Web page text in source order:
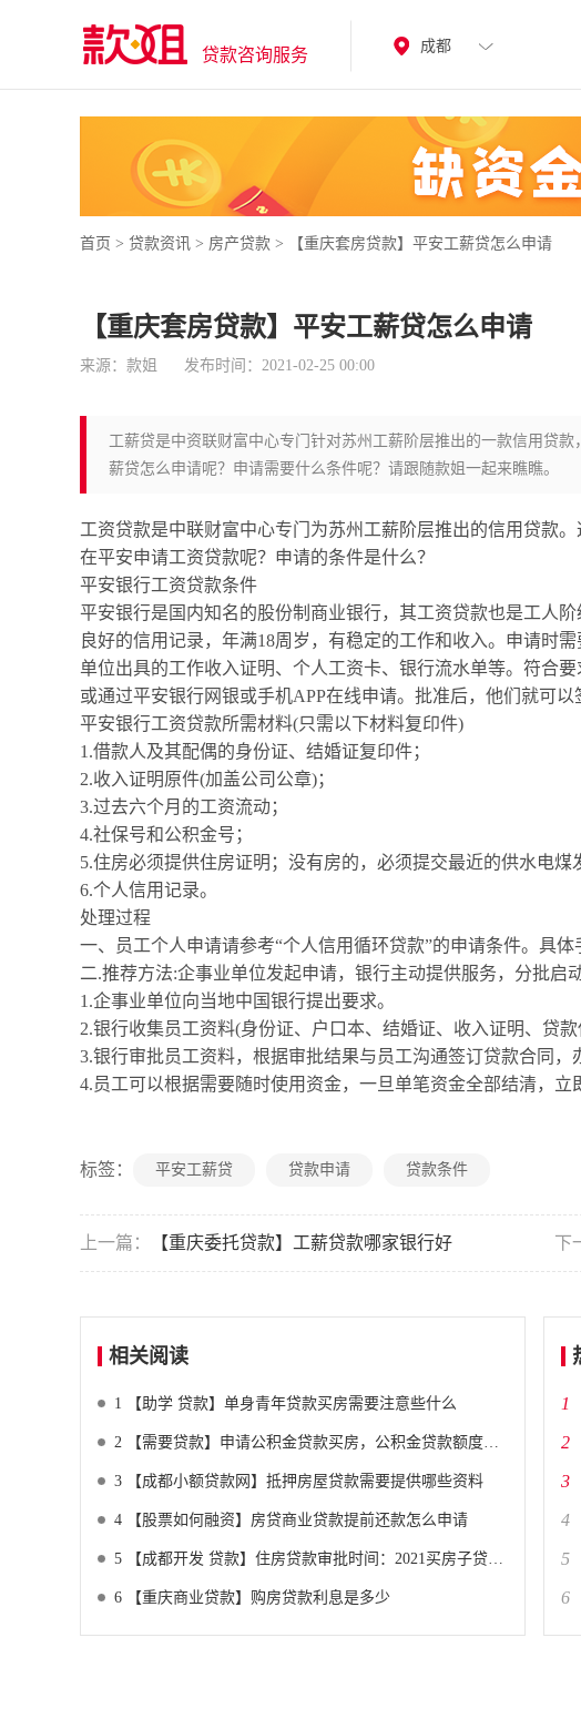
贷款咨询服务 成都
首页 > 贷款资讯 > 房产贷款 > 【重庆套房贷款】平安工薪贷怎么申请
【重庆套房贷款】平安工薪贷怎么申请
来源：款姐 发布时间：2021-02-25 00:00
工薪贷是中资联财富中心专门针对苏州工薪阶层推出的一款信用贷
薪贷怎么申请呢？申请需要什么条件呢？请跟随款姐一起来瞧瞧。
工资贷款是中联财富中心专门为苏州工薪阶层推出的信用贷款
在平安申请工资贷款呢？申请的条件是什么？
平安银行工资贷款条件
平安银行是国内知名的股份制商业银行，其工资贷款也是工人
良好的信用记录，年满18周岁，有稳定的工作和收入。申请时
单位出具的工作收入证明、个人工资卡、银行流水单等。符合
或通过平安银行网银或手机APP在线申请。批准后，他们就可以
平安银行工资贷款所需材料(只需以下材料复印件)
1.借款人及其配偶的身份证、结婚证复印件；
2.收入证明原件(加盖公司公章)；
3.过去六个月的工资流动；
4.社保号和公积金号；
5.住房必须提供住房证明；没有房的，必须提交最近的供水电煤
6.个人信用记录。
处理过程
一、员工个人申请请参考“个人信用循环贷款”的申请条件。具体
二.推荐方法:企事业单位发起申请，银行主动提供服务，分批启动
1.企事业单位向当地中国银行提出要求。
2.银行收集员工资料(身份证、户口本、结婚证、收入证明、贷
3.银行审批员工资料，根据审批结果与员工沟通签订贷款合同，
4.员工可以根据需要随时使用资金，一旦单笔资金全部结清，立
标签： 平安工薪贷 贷款申请 贷款条件
上一篇： 【重庆委托贷款】工薪贷款哪家银行好 下
相关阅读
1 【助学 贷款】单身青年贷款买房需要注意些什么
2 【需要贷款】申请公积金贷款买房，公积金贷款额度怎样计算
3 【成都小额贷款网】抵押房屋贷款需要提供哪些资料
4 【股票如何融资】房贷商业贷款提前还款怎么申请
5 【成都开发 贷款】住房贷款审批时间：2021买房子贷款多久能下来
6 【重庆商业贷款】购房贷款利息是多少
1
2
3
4
5
6